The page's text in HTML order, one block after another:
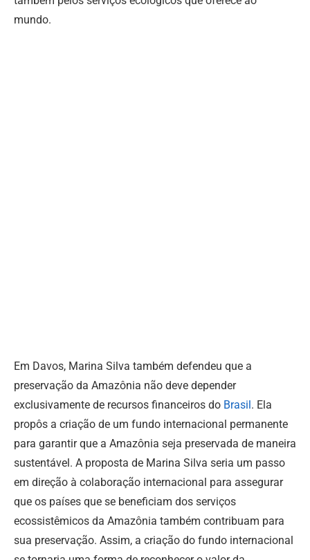
mundo.
Em Davos, Marina Silva também defendeu que a
preservação da Amazônia não deve depender
exclusivamente de recursos financeiros do Brasil . Ela
propôs a criação de um fundo internacional permanente
para garantir que a Amazônia seja preservada de maneira
sustentável. A proposta de Marina Silva seria um passo
em direção à colaboração internacional para assegurar
que os países que se beneficiam dos serviços
ecossistêmicos da Amazônia também contribuam para
sua preservação. Assim, a criação do fundo internacional